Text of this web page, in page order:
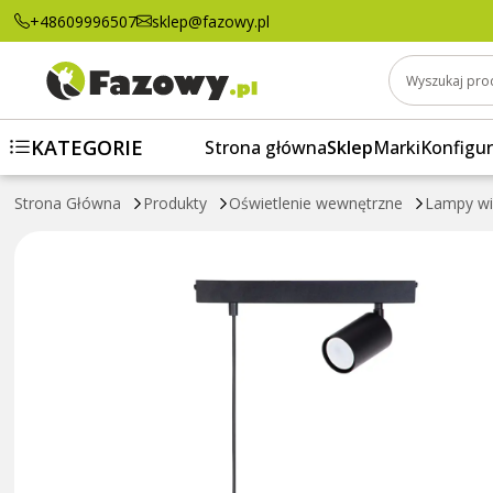
+48609996507 sklep@fazowy.pl
Wyszukaj
KATEGORIE Strona głównaSklepMarki
Strona Główna Produkty Oświetlenie wewnętrzne Lampy
Lampa wisząca kula, reflektor Sigma